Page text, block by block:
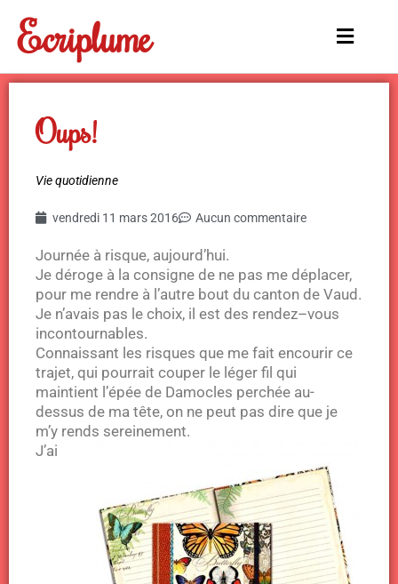
contenu
Ecriplume
Main
Oups!
Vie quotidienne
vendredi 11 mars 2016 Aucun commentaire
Journée à risque, aujourd’hui.
Je déroge à la consigne de ne pas me déplacer,
pour me rendre à l’autre bout du canton de Vaud.
Je n’avais pas le choix, il est des rendez–vous
incontournables.
Connaissant les risques que me fait encourir ce
trajet, qui pourrait couper le léger fil qui
maintient l’épée de Damocles perchée au-
dessus de ma tête, on ne peut pas dire que je
m’y rends sereinement.
J’ai